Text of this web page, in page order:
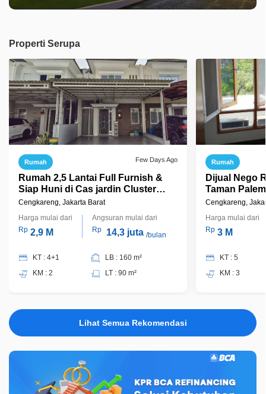
Properti Serupa
Rumah Few Days Ago
Rumah 2,5 Lantai Full Furnish &
Siap Huni di Cas jardin Cluster
Gladiola Jakarta Barat
Cengkareng, Jakarta Barat
Harga mulai dari
Rp 2,9 M
Angsuran mulai dari
Rp
14,3 juta /bulan
KT : 4+1
KM : 2
LB : 160 m²
LT : 90 m²
Rumah
Dijual Nego
Taman
Cengkareng,
Harga mulai dari
Rp 3 M
KT : 5
KM : 3
Lihat Semua Rekomendasi